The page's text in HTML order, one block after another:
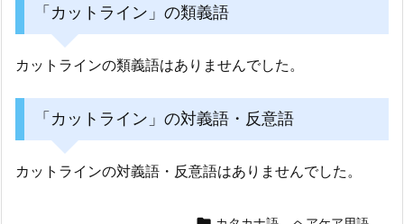
「カットライン」の類義語
カットラインの類義語はありませんでした。
「カットライン」の対義語・反意語
カットラインの対義語・反意語はありませんでした。